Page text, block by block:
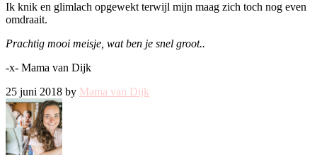
Ik knik en glimlach opgewekt terwijl mijn maag zich toch nog even
omdraait.
Prachtig mooi meisje, wat ben je snel groot..
-x- Mama van Dijk
25 juni 2018 by Mama van Dijk